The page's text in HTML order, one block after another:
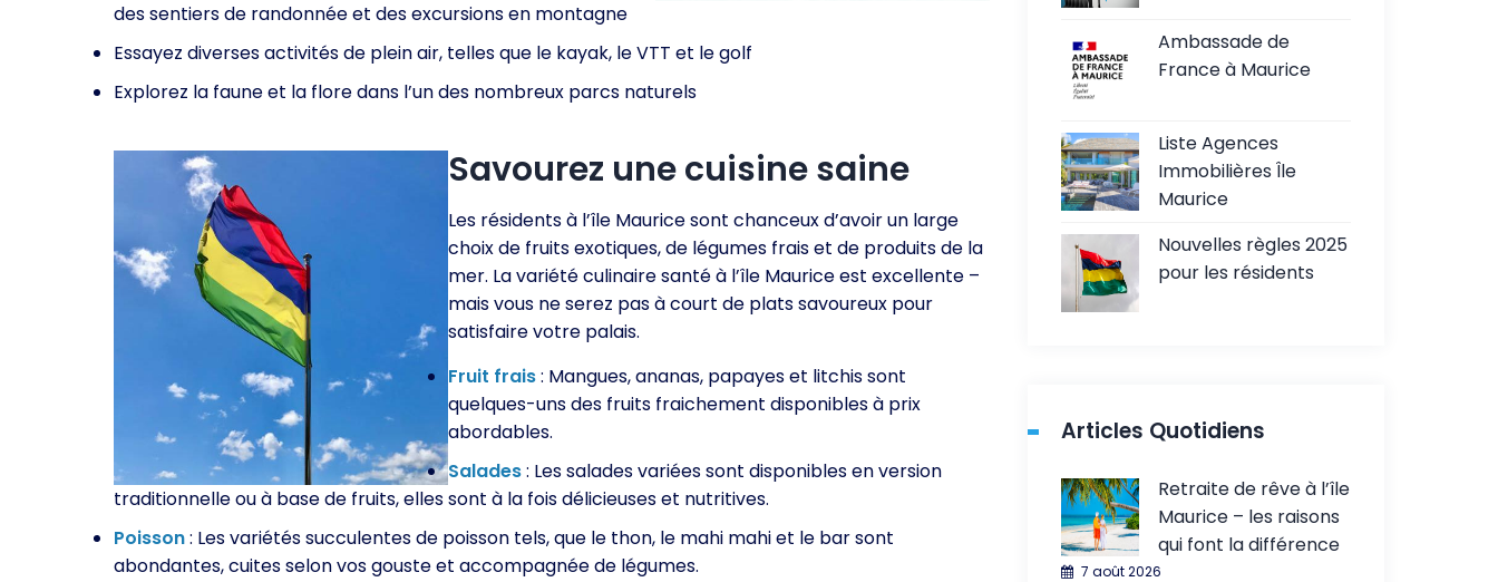
des sentiers de randonnée et des excursions en montagne
Essayez diverses activités de plein air, telles que le kayak, le VTT et le golf
Explorez la faune et la flore dans l’un des nombreux parcs naturels
Savourez une cuisine saine
Les résidents à l’île Maurice sont chanceux d’avoir un large
choix de fruits exotiques, de légumes frais et de produits de la
mer. La variété culinaire santé à l’île Maurice est excellente –
mais vous ne serez pas à court de plats savoureux pour
satisfaire votre palais.
Fruit frais: Mangues, ananas, papayes et litchis sont
quelques-uns des fruits fraichement disponibles à prix
abordables.
Salades: Les salades variées sont disponibles en version
traditionnelle ou à base de fruits, elles sont à la fois délicieuses et nutritives.
Poisson: Les variétés succulentes de poisson tels, que le thon, le mahi mahi et le bar sont
abondantes, cuites selon vos gouste et accompagnée de légumes.
Ambassade de
France à Maurice
Liste Agences
Immobilières Île
Maurice
Nouvelles règles 2025
pour les résidents
Articles Quotidiens
Retraite de rêve à l’île
Maurice – les raisons
qui font la différence
7 août 2026